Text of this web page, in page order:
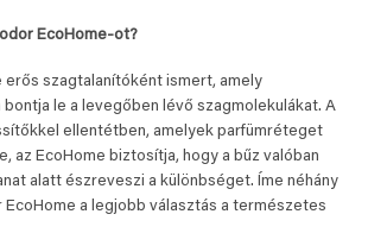
EcoHome-ot?
erős szagtalanítóként ismert, amely
le a levegőben lévő szagmolekulákat. A
ellentétben, amelyek parfümréteget
az EcoHome biztosítja, hogy a bűz valóban
alatt észreveszi a különbséget. Íme néhány
EcoHome a legjobb választás a természetes